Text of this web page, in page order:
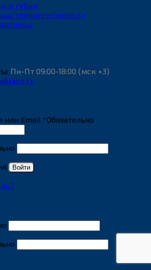
и губки
тренинги/новости
Пн-Пт 09:00-18:00 (мск +3)
или Email *Обязательно
Войти